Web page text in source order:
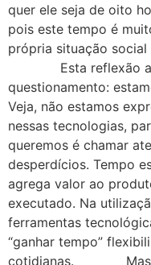
quer ele seja de oito
pois este tempo é
própria situação social
Esta reflexão
questionamento:
Veja, não estamos
nessas tecnologias,
queremos é chamar
desperdícios. Tempo
agrega valor ao
executado. Na
ferramentas
“ganhar tempo”
cotidianas. Mas,